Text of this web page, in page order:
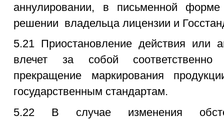
аннулировании, в письменной
решении владельца лицензии и
5.21 Приостановление действия или
влечет за собой соответственно
прекращение маркирования
государственным стандартам.
5.22 В случае изменения